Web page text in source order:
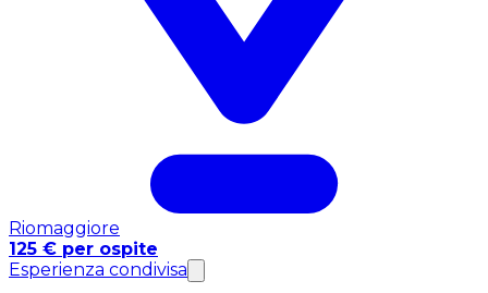
Riomaggiore
125 € per ospite
Esperienza condivisa